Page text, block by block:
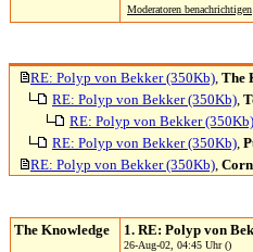
Moderatoren benachrichtigen
RE: Polyp von Bekker (350Kb), The
RE: Polyp von Bekker (350Kb),
RE: Polyp von Bekker (350Kb)
RE: Polyp von Bekker (350Kb),
RE: Polyp von Bekker (350Kb),
The Knowledge 1. RE: Polyp von
26-Aug-02, 04:45 Uhr ()